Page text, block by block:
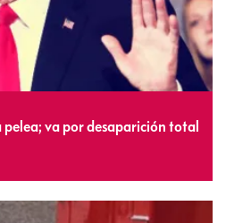
va por desaparición total